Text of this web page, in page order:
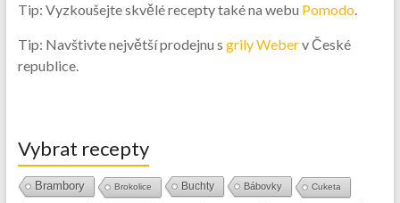
Tip: Vyzkoušejte skvělé recepty také na webu Pomodo.
Tip: Navštivte největší prodejnu s grily Weberv České
republice.
Vybrat recepty
Brambory Brokolice Buchty Bábovky Cuketa